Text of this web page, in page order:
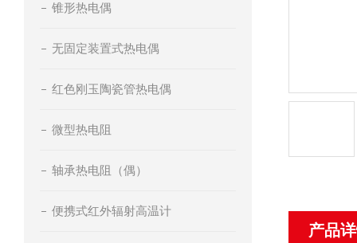
锥形热电偶
无固定装置式热电偶
红色刚玉陶瓷管热电偶
微型热电阻
轴承热电阻（偶）
便携式红外辐射高温计
产品